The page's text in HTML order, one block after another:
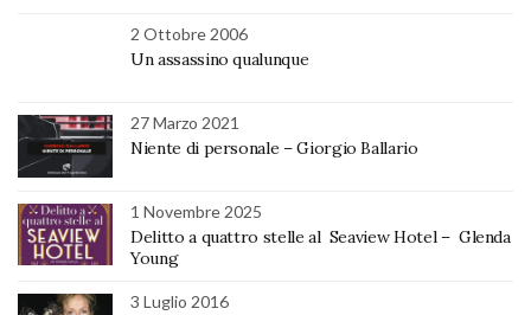
2 Ottobre 2006
Un assassino qualunque
27 Marzo 2021
Niente di personale – Giorgio Ballario
1 Novembre 2025
Delitto a quattro stelle al Seaview Hotel – Glenda
Young
3 Luglio 2016